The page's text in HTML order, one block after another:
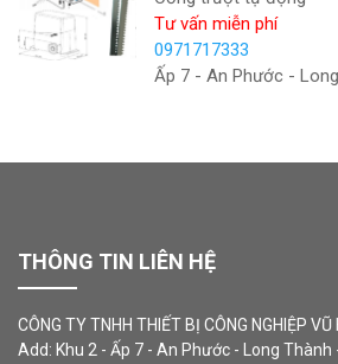
Tư vấn miễn phí
0971717333
Ấp 7 - An Phước -
THÔNG TIN LIÊN HỆ
CÔNG TY TNHH THIẾT BỊ CÔNG NGHIỆP VŨ
Add: Khu 2 - Ấp 7 - An Phước - Long Thành